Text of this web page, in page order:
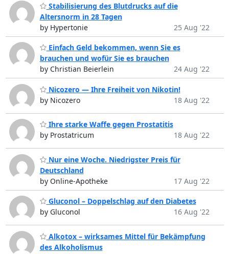
Stabilisierung des Blutdrucks auf die
Altersnorm in 28 Tagen
by Hypertonie
25 Aug '22
Einfach Geld bekommen, wenn Sie es
brauchen und wofür Sie es brauchen
by Christian Beierlein
24 Aug '22
Nicozero — Ihre Freiheit von Nikotin!
by Nicozero
18 Aug '22
Ihre starke Waffe gegen Prostatitis
by Prostatricum
18 Aug '22
Nur eine Woche. Niedrigster Preis für
Deutschland
by Online-Apotheke
17 Aug '22
Gluconol – Doppelschlag auf den Diabetes
by Gluconol
16 Aug '22
Alkotox – wirksames Mittel für Bekämpfung
des Alkoholismus